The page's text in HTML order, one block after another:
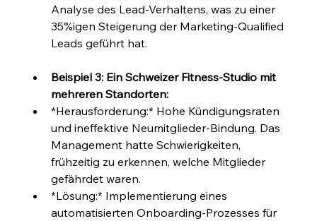
Analyse des Lead-Verhaltens, was zu einer
35%igen Steigerung der Marketing-Qualified
Leads geführt hat.
Beispiel 3: Ein Schweizer Fitness-Studio mit
mehreren Standorten:
*Herausforderung:* Hohe Kündigungsraten
und ineffektive Neumitglieder-Bindung. Das
Management hatte Schwierigkeiten,
frühzeitig zu erkennen, welche Mitglieder
gefährdet waren.
*Lösung:* Implementierung eines
automatisierten Onboarding-Prozesses für